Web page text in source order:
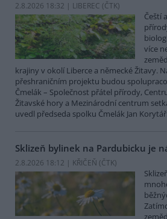
2.8.2026 18:32 | LIBEREC (ČTK)
Čeští
více
krajiny v okolí Liberce a německé Žitavy.
přeshraničním projektu budou
Čmelák – Společnost přátel přírody,
Žitavské hory a Mezinárodní centrum
uvedl předseda spolku Čmelák Jan Korytář.
Sklizeň bylinek na Pardubicku je
2.8.2026 18:12 | KŘIČEŇ (ČTK)